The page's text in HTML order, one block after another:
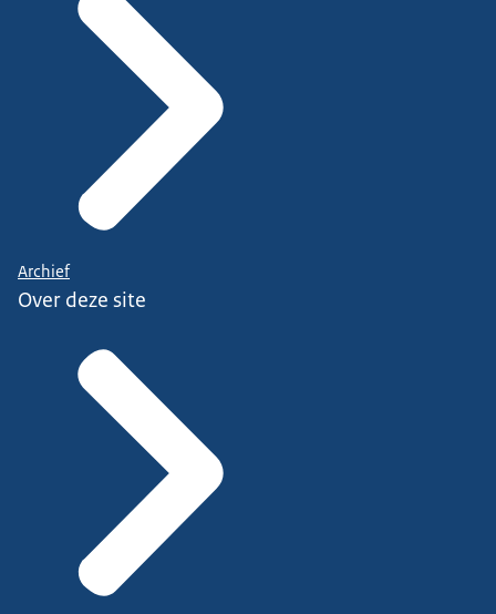
Archief
Over deze site